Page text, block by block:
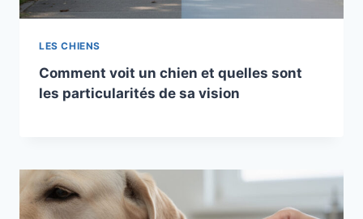
LES CHIENS
Comment voit un chien et quelles sont
les particularités de sa vision